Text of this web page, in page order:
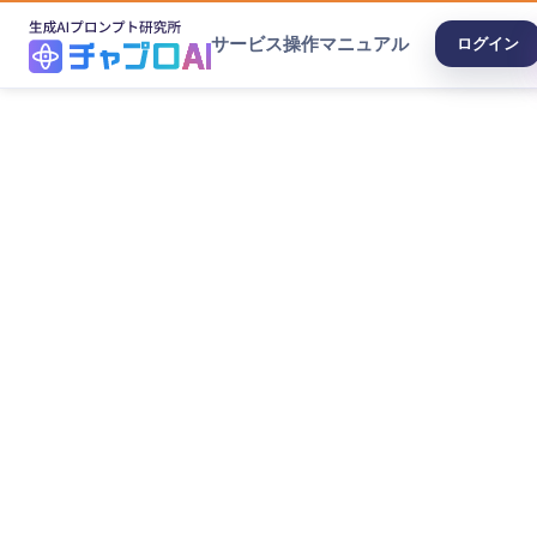
サービス操作マニュアル ログイン